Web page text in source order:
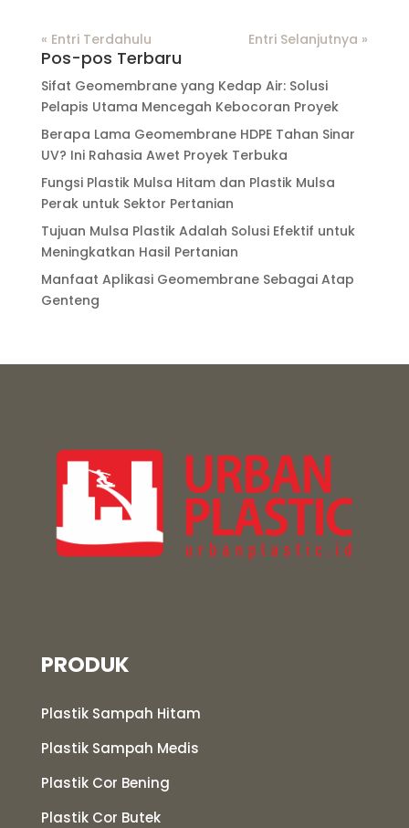
« Entri Terdahulu Entri Selanjutnya »
Pos-pos Terbaru
Sifat Geomembrane yang Kedap Air: Solusi
Pelapis Utama Mencegah Kebocoran Proyek
Berapa Lama Geomembrane HDPE Tahan Sinar
UV? Ini Rahasia Awet Proyek Terbuka
Fungsi Plastik Mulsa Hitam dan Plastik Mulsa
Perak untuk Sektor Pertanian
Tujuan Mulsa Plastik Adalah Solusi Efektif untuk
Meningkatkan Hasil Pertanian
Manfaat Aplikasi Geomembrane Sebagai Atap
Genteng
PRODUK
Plastik Sampah Hitam
Plastik Sampah Medis
Plastik Cor Bening
Plastik Cor Butek